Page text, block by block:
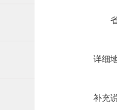
详细
补充